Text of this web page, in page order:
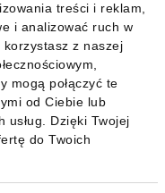
treści i reklam,
i analizować ruch w
z naszej
mogą połączyć te
od Ciebie lub
usług. Dzięki Twojej
do Twoich
firmy Schneider
w swojej klasie
zgodność z
zakresie wpływu na
mobilną: